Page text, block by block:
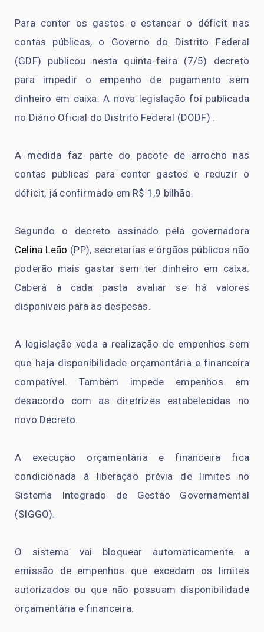
Para conter os gastos e estancar o déficit nas
contas públicas, o Governo do Distrito Federal
(GDF) publicou nesta quinta-feira (7/5) decreto
para impedir o empenho de pagamento sem
dinheiro em caixa. A nova legislação foi publicada
no Diário Oficial do Distrito Federal (DODF) .
A medida faz parte do pacote de arrocho nas
contas públicas para conter gastos e reduzir o
déficit, já confirmado em R$ 1,9 bilhão.
Segundo o decreto assinado pela governadora
Celina Leão (PP), secretarias e órgãos públicos não
poderão mais gastar sem ter dinheiro em caixa.
Caberá à cada pasta avaliar se há valores
disponíveis para as despesas.
A legislação veda a realização de empenhos sem
que haja disponibilidade orçamentária e financeira
compatível. Também impede empenhos em
desacordo com as diretrizes estabelecidas no
novo Decreto.
A execução orçamentária e financeira fica
condicionada à liberação prévia de limites no
Sistema Integrado de Gestão Governamental
(SIGGO).
O sistema vai bloquear automaticamente a
emissão de empenhos que excedam os limites
autorizados ou que não possuam disponibilidade
orçamentária e financeira.